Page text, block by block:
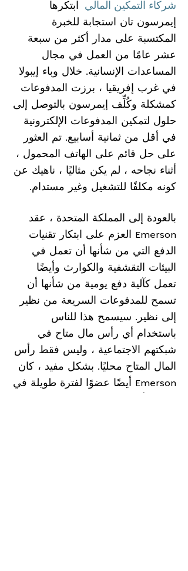
شركاء التمكين المالي
ابتكرها
إيمرسون تان استجابة للخبرة
المكتسبة على مدار أكثر من سبعة
عشر عامًا من العمل في مجال
المساعدات الإنسانية. خلال وباء إيبولا
في غرب إفريقيا ، برزت المدفوعات
كمشكلة وكُلِّف إيمرسون بالتوصل إلى
حلول لتمكين المدفوعات الإلكترونية
في أقل من ثمانية أسابيع. تم العثور
على حل قائم على الهاتف المحمول ،
أثناء نجاحه ، لم يكن مثاليًا ، ناهيك عن
كونه مكلفًا للتشغيل وغير مستدام.
بالعودة إلى المملكة المتحدة ، عقد
Emerson العزم على ابتكار تقنيات
الدفع التي من شأنها أن تعمل في
البيئات التقشفية والكوارث وأيضًا
تعمل كآلية دفع يومية من شأنها أن
تسمح للمدفوعات السريعة من نظير
إلى نظير. سيسمح هذا للناس
باستخدام أي رأس مال متاح في
شبكتهم الاجتماعية ، وليس فقط رأس
المال المتاح محليًا. بشكل مفيد ، كان
Emerson أيضًا عضوًا لفترة طويلة في